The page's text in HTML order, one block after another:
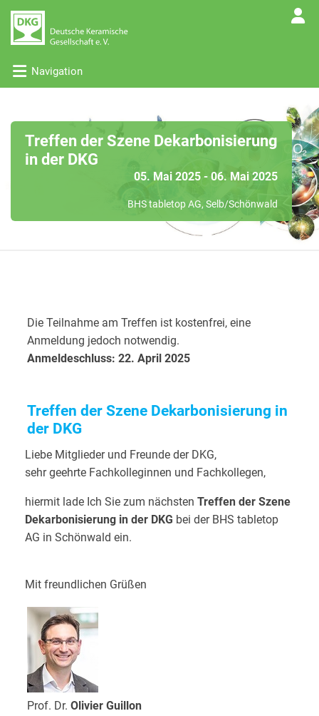
Navigation
Treffen der Szene Dekarbonisierung
in der DKG
05. Mai 2025 - 06. Mai 2025
BHS tabletop AG, Selb/Schönwald
Die Teilnahme am Treffen ist kostenfrei, eine
Anmeldung jedoch notwendig.
Anmeldeschluss: 22. April 2025
Treffen der Szene Dekarbonisierung in
der DKG
Liebe Mitglieder und Freunde der DKG,
sehr geehrte Fachkolleginnen und Fachkollegen,
hiermit lade Ich Sie zum nächsten Treffen der Szene
Dekarbonisierung in der DKG bei der BHS tabletop
AG in Schönwald ein.
Mit freundlichen Grüßen
Prof. Dr. Olivier Guillon